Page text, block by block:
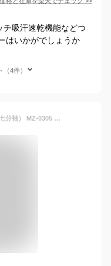
吸汗速乾機能などつ
はいかがでしょうか
4件）
ミズノ ローネックアンダーウェア（七分袖） MZ-0305 男性用 メンズ インナー ストレッチ 吸汗速乾 医療用白衣 クリニック 看護師